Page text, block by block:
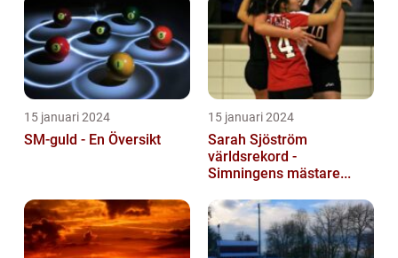
15 januari 2024
SM-guld - En Översikt
15 januari 2024
Sarah Sjöström
världsrekord -
Simningens mästare...